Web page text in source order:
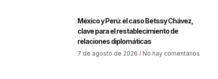
México y Perú: el caso Betssy Chávez,
clave para el restablecimiento de
relaciones diplomáticas
7 de agosto de 2026 No hay comentarios